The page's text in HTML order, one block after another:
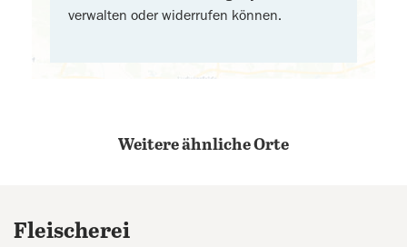
verwalten oder widerrufen können.
Weitere ähnliche Orte
Fleischerei